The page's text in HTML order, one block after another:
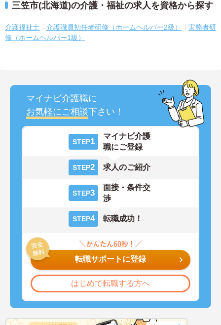
三笠市(北海道)の介護・福祉の求人を資格から探す
介護福祉士 介護職員初任者研修（ホームヘルパー2級）
実務者研
修（ホームヘルパー1級）
マイナビ介護職に
お気軽にご相談下さい！
STEP1
マイナビ介護
職にご登録
STEP2 求人のご紹介
STEP3
面接・条件交
渉
STEP4 転職成功！
転職サポートに登録
はじめて転職する方へ